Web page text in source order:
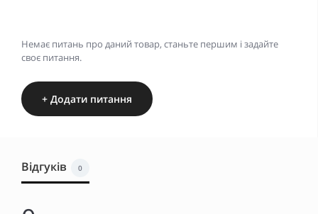
Немає питань про даний товар, станьте першим і задайте
своє питання.
+ Додати питання
Відгуків 0